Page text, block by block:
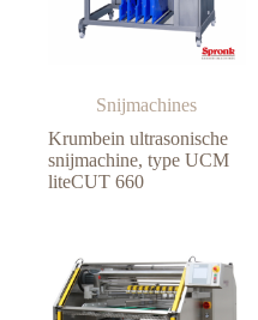
Snijmachines
Krumbein ultrasonische
snijmachine, type UCM
liteCUT 660